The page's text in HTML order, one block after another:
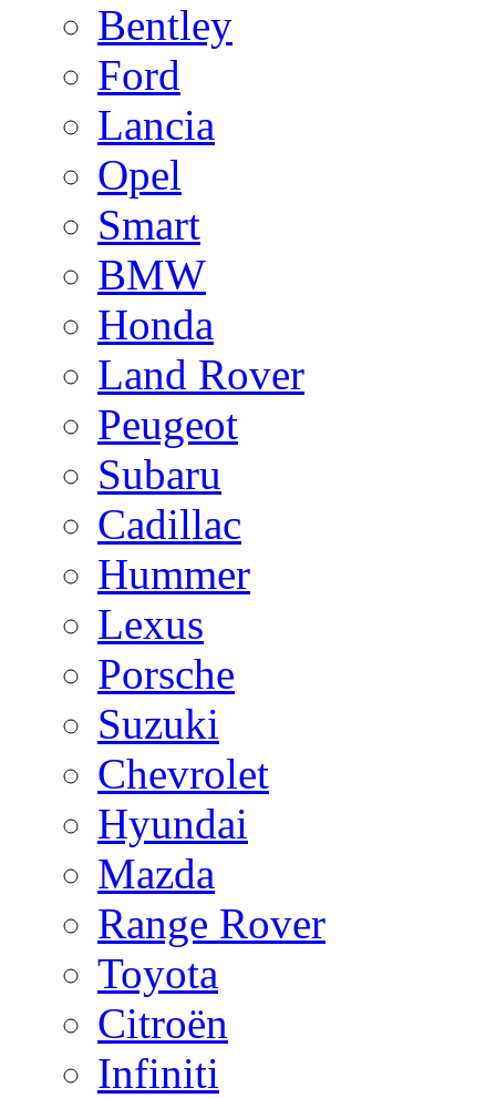
Bentley
Ford
Lancia
Opel
Smart
BMW
Honda
Land Rover
Peugeot
Subaru
Cadillac
Hummer
Lexus
Porsche
Suzuki
Chevrolet
Hyundai
Mazda
Range Rover
Toyota
Citroën
Infiniti